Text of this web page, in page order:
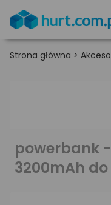
Strona główna >
powerbank
3200mAh